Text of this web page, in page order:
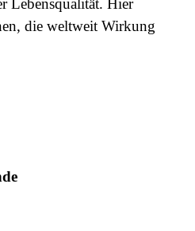
Lebensqualität. Hier
die weltweit Wirkung